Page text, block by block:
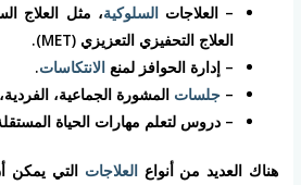
– العلاجاتالسلوكية
العلاج التحفيزي التعزيزي (MET).
– إدارة الحوافز لمنعالانتكاسات.
–جلسات المشورة الجماعية،
– دروس لتعلم مهارات الحياة
هناك العديد من أنواعالعلاجات التي يمكن